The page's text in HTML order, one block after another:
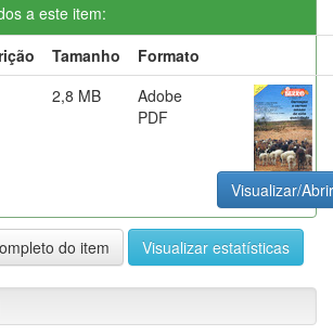
a este item:
Tamanho
Formato
2,8 MB
Adobe
PDF
Visualizar/Abrir
do item Visualizar estatísticas